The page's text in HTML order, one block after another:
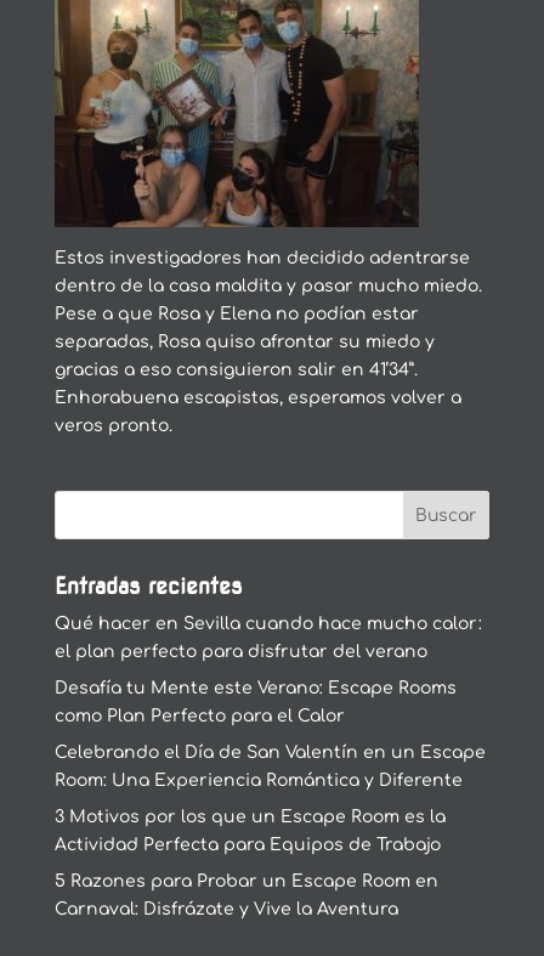
Estos investigadores han decidido adentrarse
dentro de la casa maldita y pasar mucho miedo.
Pese a que Rosa y Elena no podían estar
separadas, Rosa quiso afrontar su miedo y
gracias a eso consiguieron salir en 41’34”.
Enhorabuena escapistas, esperamos volver a
veros pronto.
Entradas recientes
Qué hacer en Sevilla cuando hace mucho calor:
el plan perfecto para disfrutar del verano
Desafía tu Mente este Verano: Escape Rooms
como Plan Perfecto para el Calor
Celebrando el Día de San Valentín en un Escape
Room: Una Experiencia Romántica y Diferente
3 Motivos por los que un Escape Room es la
Actividad Perfecta para Equipos de Trabajo
5 Razones para Probar un Escape Room en
Carnaval: Disfrázate y Vive la Aventura